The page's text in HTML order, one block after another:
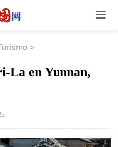
>
La en Yunnan,